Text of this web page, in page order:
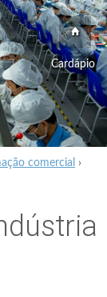
Cardápio
comercial
›